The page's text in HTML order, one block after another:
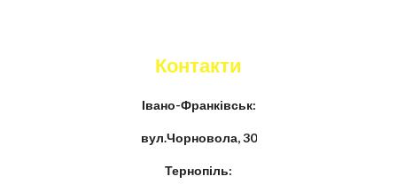
Контакти
Івано-Франківськ:
вул.Чорновола, 30
Тернопіль: